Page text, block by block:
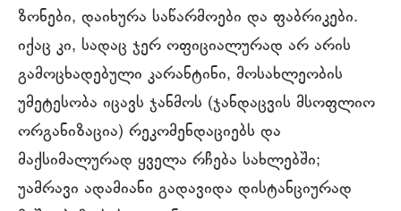
ზონები, დაიხურა საწარმოები და ფაბრიკები.
იქაც კი, სადაც ჯერ ოფიციალურად არ არის
გამოცხადებული კარანტინი, მოსახლეობის
უმეტესობა იცავს ჯანმოს (ჯანდაცვის მსოფლიო
ორგანიზაცია) რეკომენდაციებს და
მაქსიმალურად ყველა რჩება სახლებში;
უამრავი ადამიანი გადავიდა დისტანციურად